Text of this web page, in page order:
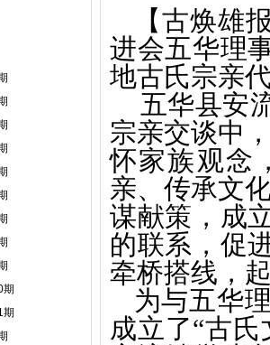
期
期
【古焕雄
进会五华理
地古氏宗亲
五华县安
宗亲交谈中
怀家族观念
亲、传承文
谋献策，成
的联系，促
牵桥搭线，
为与五华
成立了“古